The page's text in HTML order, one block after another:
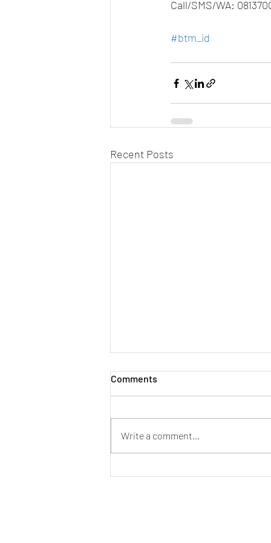
Call/SMS/WA:
#btm_id
Recent Posts
Comments
Write a comment...